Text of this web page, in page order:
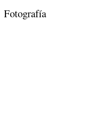
Fotografía